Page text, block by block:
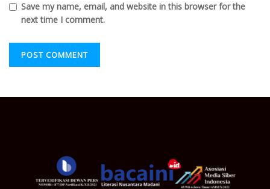
Save my name, email, and website in this browser for the
next time I comment.